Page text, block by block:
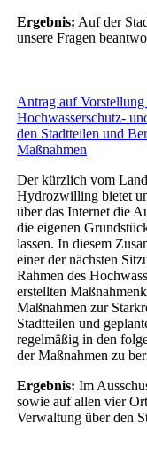
Ergebnis: Auf der
unsere Fragen
Antrag auf
Hochwasserschutz-
den Stadtteilen und
Maßnahmen
Der kürzlich vom
Hydrozwilling bietet
über das Internet die
die eigenen
lassen. In diesem
einer der nächsten
Rahmen des
erstellten
Maßnahmen zur
Stadtteilen und
regelmäßig in den
der Maßnahmen zu
Ergebnis: Im
sowie auf allen vier
Verwaltung über den